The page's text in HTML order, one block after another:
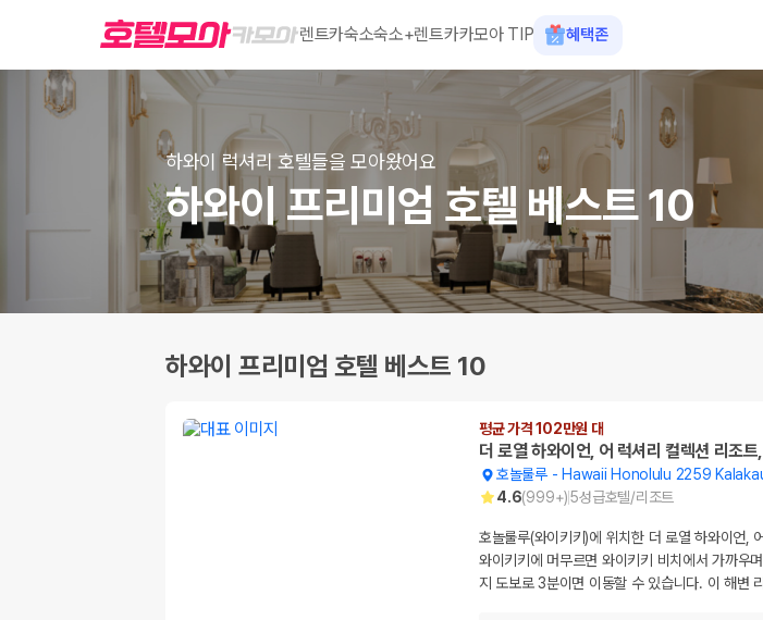
렌트카숙소숙소+렌트카카모아 TIP 혜택존
하와이 럭셔리 호텔들을 모아왔어요
하와이 프리미엄 호텔 베스트 10
하와이 프리미엄 호텔 베스트 10
평균 가격 102만원 대
더 로열 하와이언, 어 럭셔리 컬렉션 리조트,
호놀룰루- Hawaii Honolulu 2259
4.6(999+)5성급호텔/리조트
호놀룰루(와이키키)에 위치한 더 로열 하와이언,
와이키키에 머무르면 와이키키 비치에서 가까우
지 도보로 3분이면 이동할 수 있습니다. 이 해변